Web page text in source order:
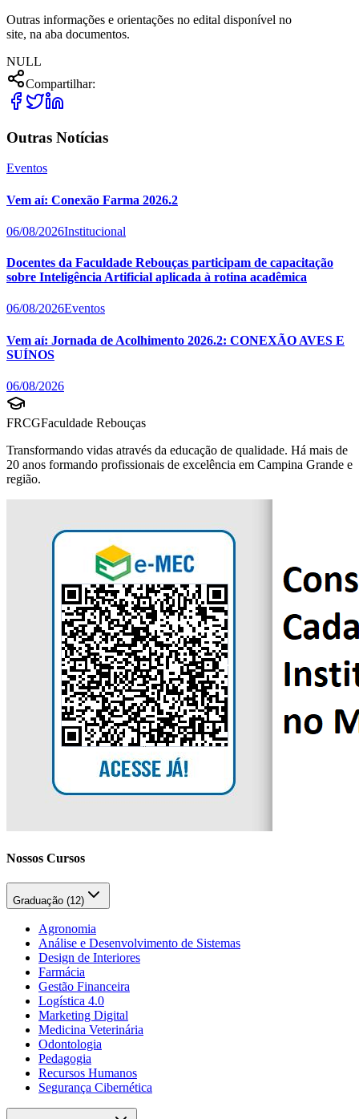
Outras informações e orientações no edital disponível no
site, na aba documentos.
NULL
Compartilhar:
Outras Notícias
Eventos
Vem aí: Conexão Farma 2026.2
06/08/2026Institucional
Docentes da Faculdade Rebouças participam de capacitação
sobre Inteligência Artificial aplicada à rotina acadêmica
06/08/2026Eventos
Vem aí: Jornada de Acolhimento 2026.2: CONEXÃO AVES E
SUÍNOS
06/08/2026
FRCGFaculdade Rebouças
Transformando vidas através da educação de qualidade. Há mais de
20 anos formando profissionais de excelência em Campina Grande e
região.
Nossos Cursos
Graduação (12)
Agronomia
Análise e Desenvolvimento de Sistemas
Design de Interiores
Farmácia
Gestão Financeira
Logística 4.0
Marketing Digital
Medicina Veterinária
Odontologia
Pedagogia
Recursos Humanos
Segurança Cibernética